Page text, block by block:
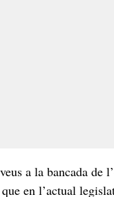
a la bancada de
en l’actual